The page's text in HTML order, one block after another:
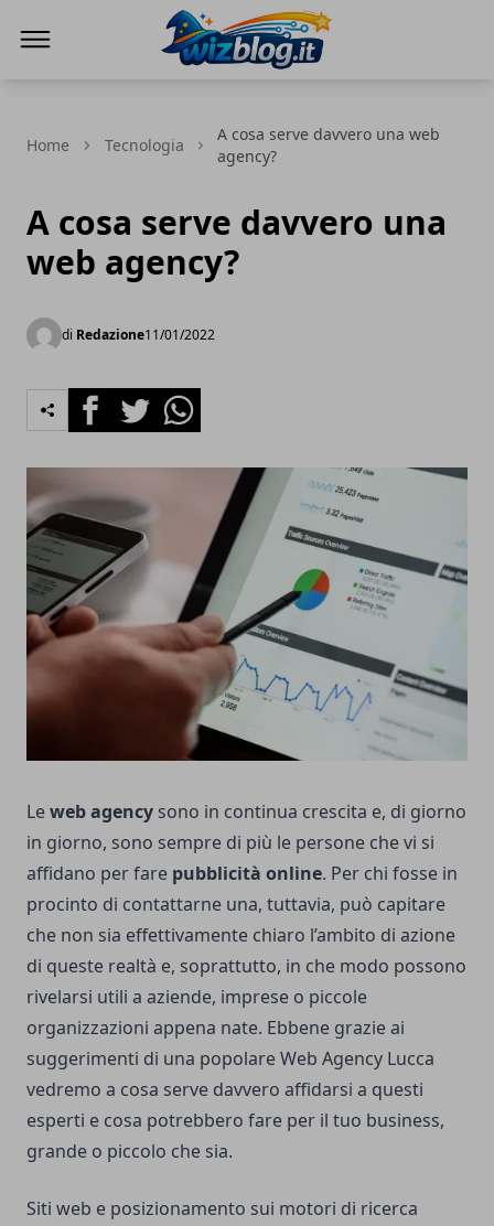
Home Tecnologia
A cosa serve davvero una web
agency?
A cosa serve davvero una
web agency?
di Redazione11/01/2022
FacebookTwitterWhatsapp
Leweb agency sono in continua crescita e, di giorno
in giorno, sono sempre di più le persone che vi si
affidano per fare pubblicità online. Per chi fosse in
procinto di contattarne una, tuttavia, può capitare
che non sia effettivamente chiaro l’ambito di azione
di queste realtà e, soprattutto, in che modo possono
rivelarsi utili a aziende, imprese o piccole
organizzazioni appena nate. Ebbene grazie ai
suggerimenti di una popolareWeb Agency Lucca
vedremo a cosa serve davvero affidarsi a questi
esperti e cosa potrebbero fare per il tuo business,
grande o piccolo che sia.
Siti web e posizionamento sui motori di ricerca